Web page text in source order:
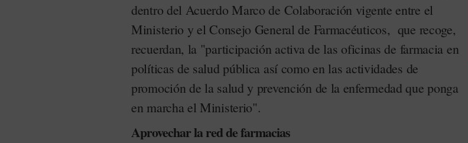
dentro del Acuerdo Marco de Colaboración vigente entre el
Ministerio y el Consejo General de Farmacéuticos, que recoge,
recuerdan, la "participación activa de las oficinas de farmacia en
políticas de salud pública así como en las actividades de
promoción de la salud y prevención de la enfermedad que ponga
en marcha el Ministerio".
Aprovechar la red de farmacias